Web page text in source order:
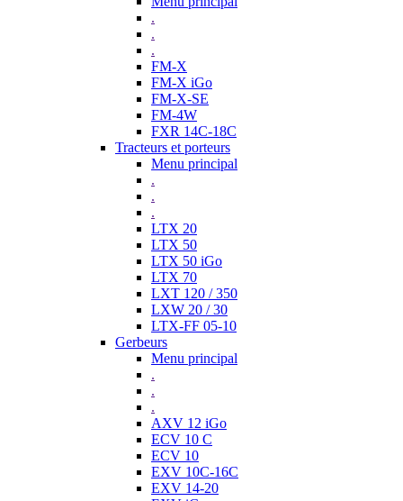
.
.
.
FM-X
FM-X iGo
FM-X-SE
FM-4W
FXR 14C-18C
Tracteurs et porteurs
Menu principal
.
.
.
LTX 20
LTX 50
LTX 50 iGo
LTX 70
LXT 120 / 350
LXW 20 / 30
LTX-FF 05-10
Gerbeurs
Menu principal
.
.
.
AXV 12 iGo
ECV 10 C
ECV 10
EXV 10C-16C
EXV 14-20